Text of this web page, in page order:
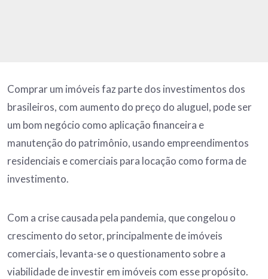
Comprar um imóveis faz parte dos investimentos dos
brasileiros, com aumento do preço do aluguel, pode ser
um bom negócio como aplicação financeira e
manutenção do patrimônio, usando empreendimentos
residenciais e comerciais para locação como forma de
investimento.
Com a crise causada pela pandemia, que congelou o
crescimento do setor, principalmente de imóveis
comerciais, levanta-se o questionamento sobre a
viabilidade de investir em imóveis com esse propósito.